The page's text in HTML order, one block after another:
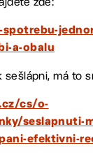
spotrebu-
a-obalu
sešlápni, má to
cs/o-
seslapnuti-
efektivni-